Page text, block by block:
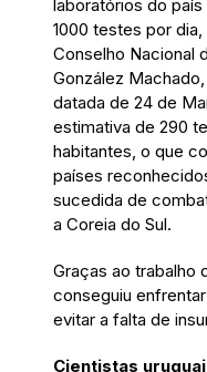
laboratórios do
1000 testes por
Conselho Nacional
González
datada de 24 de
estimativa de 290
habitantes, o que
países
sucedida de
a Coreia do Sul.
Graças ao trabalho
conseguiu
evitar a falta de
Cientistas